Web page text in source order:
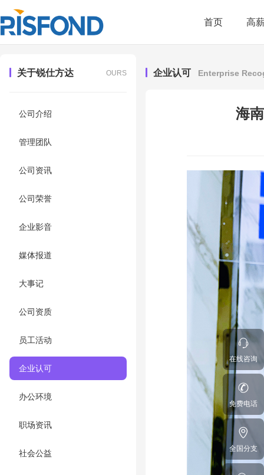
首页 高
关于锐仕方达 OURS
公司介绍
管理团队
公司资讯
公司荣誉
企业影音
媒体报道
大事记
公司资质
员工活动
企业认可
办公环境
职场资讯
社会公益
企业认可 Enterprise
海
在线咨询
免费电话
全国分支